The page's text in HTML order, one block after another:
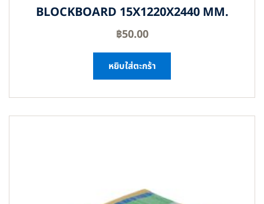
BLOCKBOARD 15X1220X2440 MM.
฿50.00
หยิบใส่ตะกร้า